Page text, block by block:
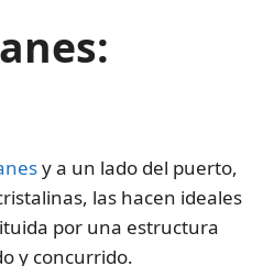
y a un lado del puerto,
las hacen ideales
por una estructura
y concurrido.